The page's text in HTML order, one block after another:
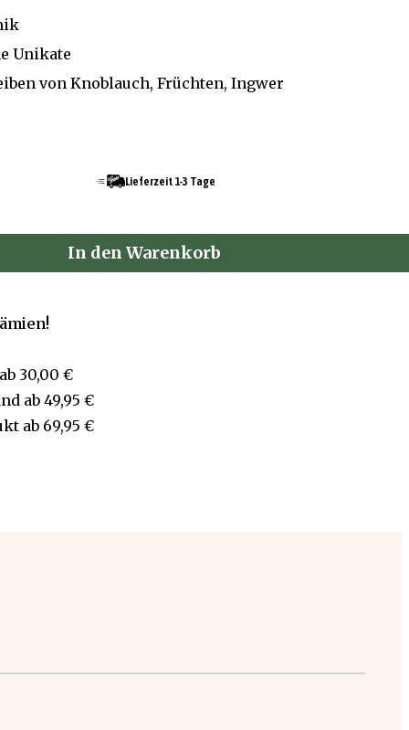
Unikate
von Knoblauch, Früchten, Ingwer
Lieferzeit 1-3 Tage
In den Warenkorb
ab 30,00 €
ab 49,95 €
ab 69,95 €